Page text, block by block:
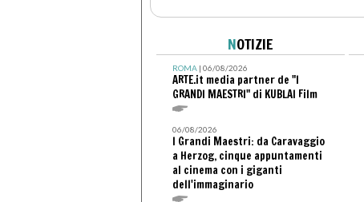
NOTIZIE
ROMA| 06/08/2026
ARTE.it media partner de "I
GRANDI MAESTRI" di KUBLAI Film
06/08/2026
I Grandi Maestri: da Caravaggio
a Herzog, cinque appuntamenti
al cinema con i giganti
dell'immaginario